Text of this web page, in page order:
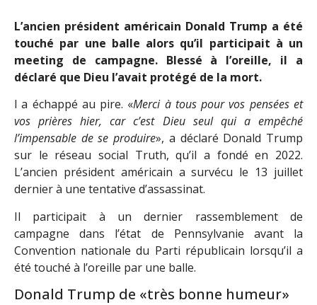
L’ancien président américain Donald Trump a été
touché par une balle alors qu’il participait à un
meeting de campagne. Blessé à l’oreille, il a
déclaré que Dieu l’avait protégé de la mort.
l a échappé au pire. «Merci à tous pour vos pensées et
vos prières hier, car c’est Dieu seul qui a empêché
l’impensable de se produire», a déclaré Donald Trump
sur le réseau social Truth, qu’il a fondé en 2022.
L’ancien président américain a survécu le 13 juillet
dernier à une tentative d’assassinat.
Il participait à un dernier rassemblement de
campagne dans l’état de Pennsylvanie avant la
Convention nationale du Parti républicain lorsqu’il a
été touché à l’oreille par une balle.
Donald Trump de «très bonne humeur»